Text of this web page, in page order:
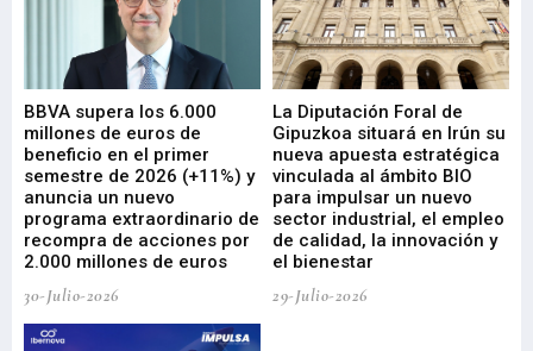
BBVA supera los 6.000
millones de euros de
beneficio en el primer
semestre de 2026 (+11%) y
anuncia un nuevo
programa extraordinario de
recompra de acciones por
2.000 millones de euros
30-Julio-2026
La Diputación Foral de
Gipuzkoa situará en Irún su
nueva apuesta estratégica
vinculada al ámbito BIO
para impulsar un nuevo
sector industrial, el empleo
de calidad, la innovación y
el bienestar
29-Julio-2026